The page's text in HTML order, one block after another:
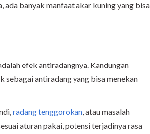
ada banyak manfaat akar kuning yang bisa
efek antiradangnya. Kandungan
antiradang yang bisa menekan
radang tenggorokan, atau masalah
aturan pakai, potensi terjadinya rasa